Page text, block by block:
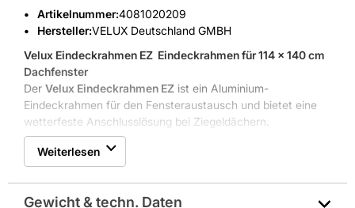
Artikelnummer:4081020209
Hersteller:VELUX Deutschland GMBH
Velux Eindeckrahmen EZ  Eindeckrahmen für 114 x 140 cm
Dachfenster
Der Velux Eindeckrahmen EZ ist ein Aluminium-
Eindeckrahmen für den Fensteraustausch und bietet eine
wetterfeste Anschlusslösung bei Ziegeldächern.
VELUX Deutschland GMBH wurde 1941 gegründet und
bietet bewährte Lösungen für Dachfenster und
Sonnenschutz.
Außenmaß: 1140 x 1400 mm
Robustes Aluminium
Weiterlesen
Gewicht & techn. Daten